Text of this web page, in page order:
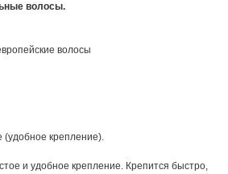
волосы.
волосы
(удобное крепление).
и удобное крепление. Крепится быстро,